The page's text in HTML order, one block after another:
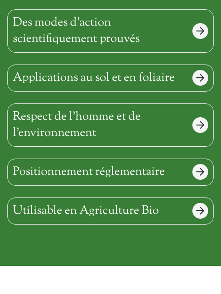
Des modes d’action
scientifiquement prouvés
Applications au sol et en foliaire
Respect de l’homme et de
l’environnement
Positionnement réglementaire
Utilisable en Agriculture Bio